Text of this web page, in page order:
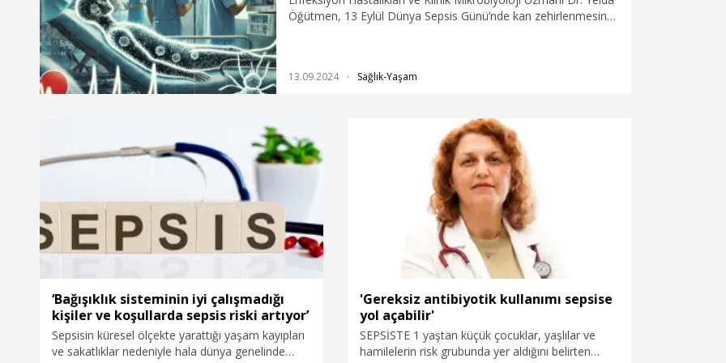
Öğütmen, 13 Eylül Dünya Sepsis Günü’nde kan zehirlenmesine
saat hayati öneme sahip .Tansiyonun düşmesi, idrar çıkışında
13.09.2024 Sağlık-Yaşam
‘Bağışıklık sisteminin iyi çalışmadığı
kişiler ve koşullarda sepsis riski artıyor’
Sepsisin küresel ölçekte yarattığı yaşam kayıpları
ve sakatlıklar nedeniyle hala dünya genelinde
'Gereksiz antibiyotik kullanımı sepsise
yol açabilir'
SEPSİSTE 1 yaştan küçük çocuklar, yaşlılar ve
hamilelerin risk grubunda yer aldığını belirten